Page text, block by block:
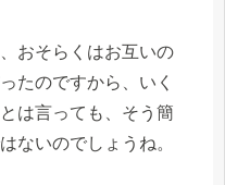
おそらくはお互いの
たのですから、いく
は言っても、そう簡
ないのでしょうね。